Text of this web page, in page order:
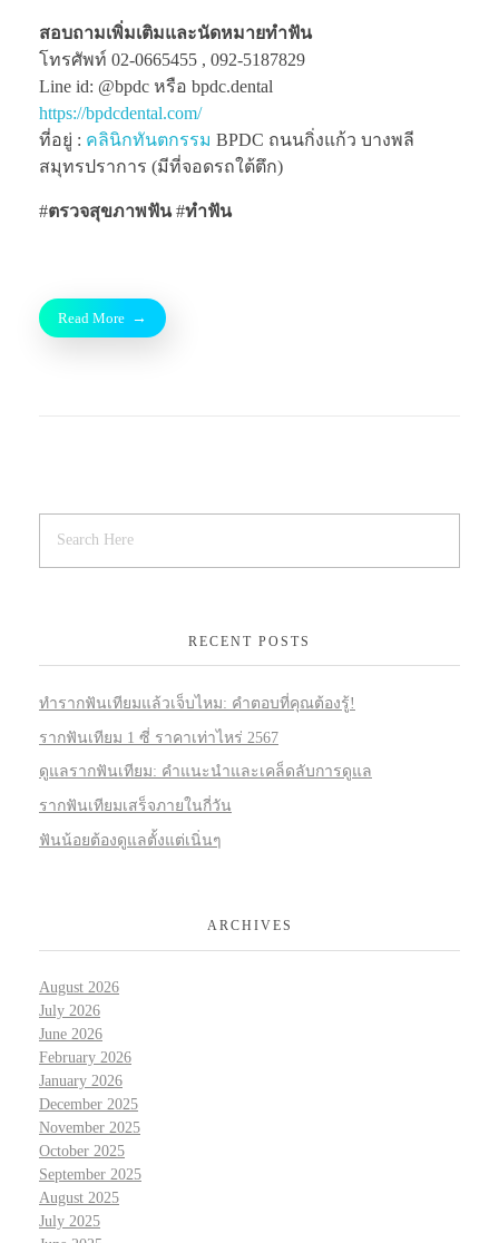
สอบถามเพิ่มเติมและนัดหมายทำฟัน
โทรศัพท์ 02-0665455 , 092-5187829
Line id: @bpdc หรือ bpdc.dental
https://bpdcdental.com/
ที่อยู่ : คลินิกทันตกรรม BPDC ถนนกิ่งแก้ว บางพลี
สมุทรปราการ (มีที่จอดรถใต้ตึก)
#ตรวจสุขภาพฟัน#ทำฟัน
Read More
RECENT POSTS
ทำรากฟันเทียมแล้วเจ็บไหม: คำตอบที่คุณต้องรู้!
รากฟันเทียม 1 ซี่ ราคาเท่าไหร่ 2567
ดูแลรากฟันเทียม: คำแนะนำและเคล็ดลับการดูแล
รากฟันเทียมเสร็จภายในกี่วัน
ฟันน้อยต้องดูแลตั้งแต่เนิ่นๆ
ARCHIVES
August 2026
July 2026
June 2026
February 2026
January 2026
December 2025
November 2025
October 2025
September 2025
August 2025
July 2025